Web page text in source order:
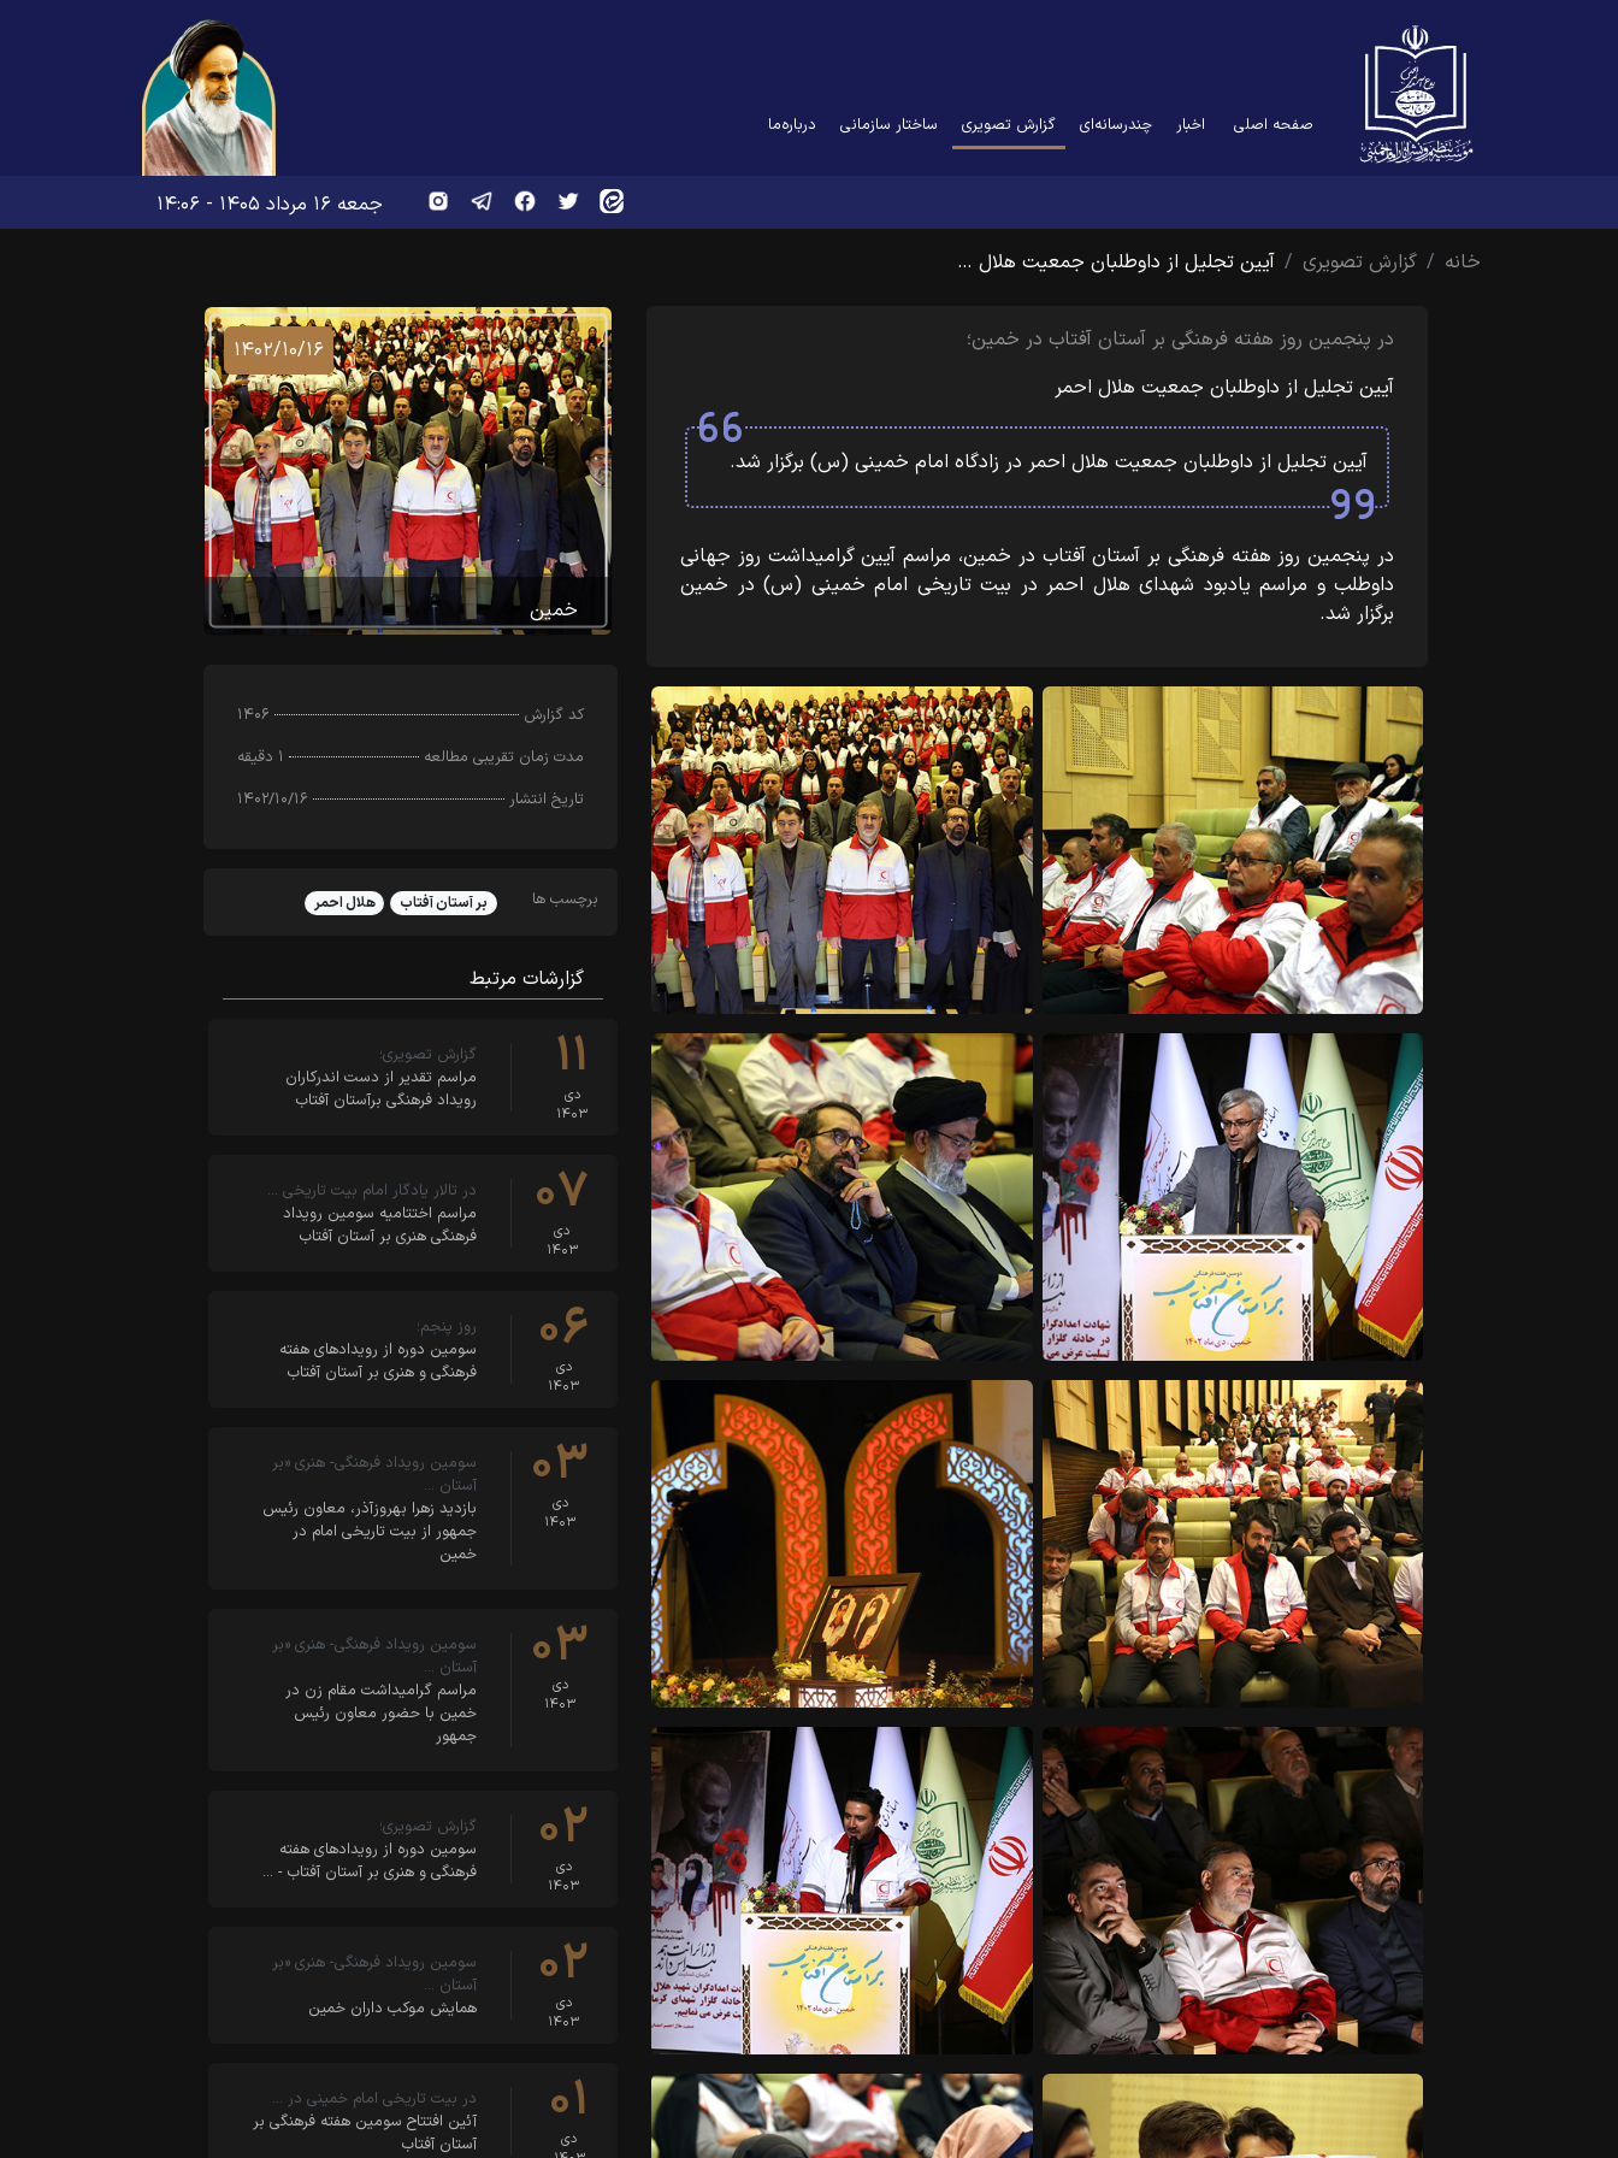
صفحه اصلی اخبار چندرسانه‌ای گزارش تصویری
(current) ساختار سازمانی درباره‌ما
جمعه ۱۶ مرداد ۱۴۰۵ - ۱۴:۰۶
خانه
گزارش تصویری آیین تجلیل از داوطلبان جمعیت هلال …
در پنجمین روز هفته فرهنگی بر آستان آفتاب در خمین؛
آیین تجلیل از داوطلبان جمعیت هلال احمر
آیین تجلیل از داوطلبان جمعیت هلال احمر در زادگاه امام خمینی (س) برگزار شد.
در پنجمین روز هفته فرهنگی بر آستان آفتاب در خمین، مراسم آیین گرامیداشت روز جهانی
داوطلب و مراسم یادبود شهدای هلال احمر در بیت تاریخی امام خمینی (س) در خمین
برگزار شد.
۱۴۰۲/۱۰/۱۶
خمین
کد‌ گزارش
۱۴۰۶
مدت زمان تقریبی مطالعه
۱ دقیقه
تاریخ انتشار
۱۴۰۲/۱۰/۱۶
برچسب ها بر آستان آفتاب هلال احمر
گزارشات مرتبط
۱۱
دی
۱۴۰۳
گزارش تصویری؛
مراسم تقدیر از دست اندرکاران
رویداد فرهنگی برآستان آفتاب
۰۷
دی
۱۴۰۳
در تالار یادگار امام بیت تاریخی …
مراسم اختتامیه سومین رویداد
فرهنگی هنری بر آستان آفتاب
۰۶
دی
۱۴۰۳
روز پنجم؛
سومین دوره از رویدادهای هفته
فرهنگی و هنری بر آستان آفتاب
۰۳
دی
۱۴۰۳
سومین رویداد فرهنگی- هنری «بر
آستان …
بازدید زهرا بهروزآذر، معاون رئیس
جمهور از بیت تاریخی امام در
خمین
۰۳
دی
۱۴۰۳
سومین رویداد فرهنگی- هنری «بر
آستان …
مراسم گرامیداشت مقام زن در
خمین با حضور معاون رئیس
جمهور
۰۲
دی
۱۴۰۳
گزارش تصویری؛
سومین دوره از رویدادهای هفته
فرهنگی و هنری بر آستان آفتاب - …
۰۲
دی
۱۴۰۳
سومین رویداد فرهنگی- هنری «بر
آستان …
همایش موکب داران خمین ‎
۰۱
دی
در بیت تاریخی امام خمینی در …
آئین افتتاح سومین هفته فرهنگی بر
آستان آفتاب